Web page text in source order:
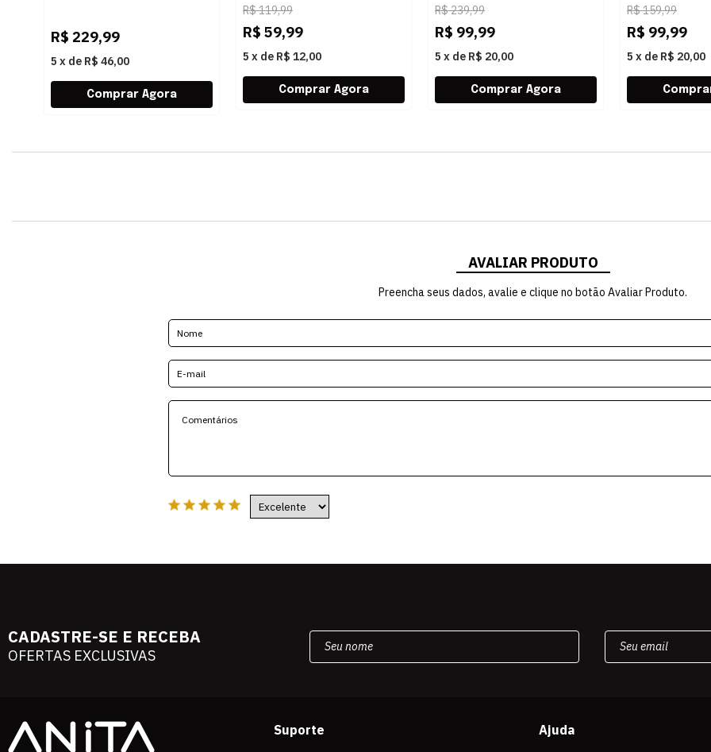
R$ 229,99
5 x de R$ 46,00
R$119,99
R$ 59,99
5 x de R$ 12,00
CAMEL
R$239,99
R$ 99,99
5 x de R$ 20,00
R$159,99
R$ 99,99
5 x de R$ 20,00
AVALIAR PRODUTO
Preencha seus dados, avalie e clique no botão Avaliar Produto.
CADASTRE-SE E RECEBA
OFERTAS EXCLUSIVAS
Suporte
Ajuda